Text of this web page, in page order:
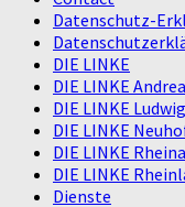
Datenschutz-
DIE LINKE
DIE LINKE
DIE LINKE
DIE LINKE
DIE LINKE
DIE LINKE
Dienste